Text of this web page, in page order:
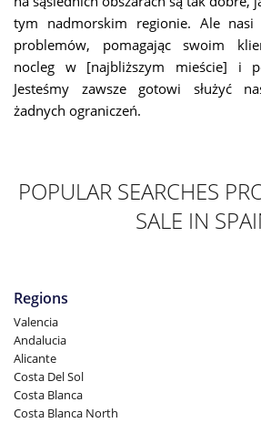
tym nadmorskim regionie. Ale nasi
problemów, pomagając swoim
nocleg w [najbliższym mieście] i
Jesteśmy zawsze gotowi służyć
żadnych ograniczeń.
POPULAR SEARCHES
SALE IN
Regions
Valencia
Andalucia
Alicante
Costa Del Sol
Costa Blanca
Costa Blanca North